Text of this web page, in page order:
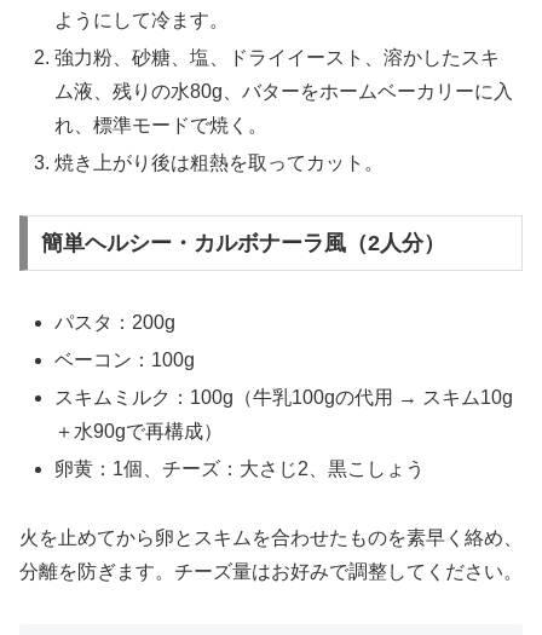
ようにして冷ます。
強力粉、砂糖、塩、ドライイースト、溶かしたスキ
ム液、残りの水80g、バターをホームベーカリーに入
れ、標準モードで焼く。
焼き上がり後は粗熱を取ってカット。
簡単ヘルシー・カルボナーラ風（2人分）
パスタ：200g
ベーコン：100g
スキムミルク：100g（牛乳100gの代用 → スキム10g
＋水90gで再構成）
卵黄：1個、チーズ：大さじ2、黒こしょう
火を止めてから卵とスキムを合わせたものを素早く絡め、
分離を防ぎます。チーズ量はお好みで調整してください。